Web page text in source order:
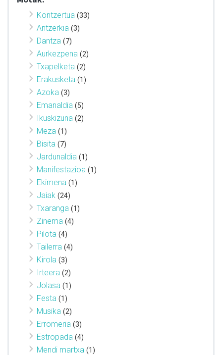
Kontzertua (33)
Antzerkia (3)
Dantza (7)
Aurkezpena (2)
Txapelketa (2)
Erakusketa (1)
Azoka (3)
Emanaldia (5)
Ikuskizuna (2)
Meza (1)
Bisita (7)
Jardunaldia (1)
Manifestazioa (1)
Ekimena (1)
Jaiak (24)
Txaranga (1)
Zinema (4)
Pilota (4)
Tailerra (4)
Kirola (3)
Irteera (2)
Jolasa (1)
Festa (1)
Musika (2)
Erromeria (3)
Estropada (4)
Mendi martxa (1)